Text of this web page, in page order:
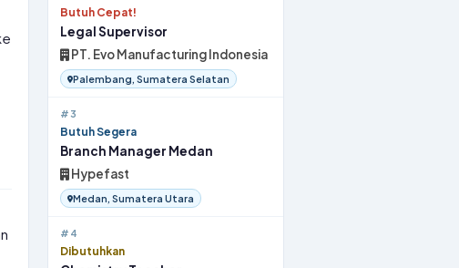
Butuh Cepat!
Legal Supervisor
PT. Evo Manufacturing Indonesia
Palembang, Sumatera Selatan
#3
Butuh Segera
Branch Manager Medan
Hypefast
Medan, Sumatera Utara
#4
Dibutuhkan